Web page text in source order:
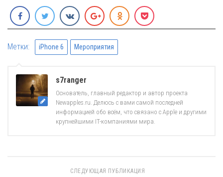
Метки: iPhone 6 Мероприятия
s7ranger
Основатель, главный редактор и автор проекта
Newapples.ru. Делюсь с вами самой последней
информацией обо всём, что связано с Apple и другими
крупнейшими IT-компаниями мира.
СЛЕДУЮЩАЯ ПУБЛИКАЦИЯ